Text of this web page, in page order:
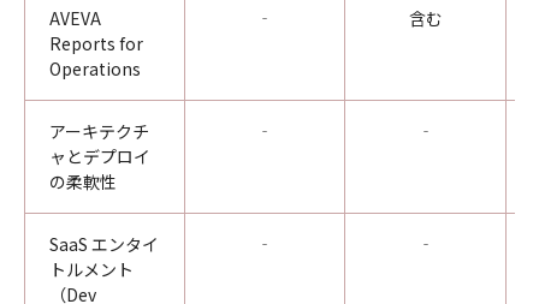
AVEVA
Reports for
Operations
‐ 含む
アーキテクチ
ャとデプロイ
の柔軟性
‐ ‐
SaaS エンタイ
トルメント
（Dev
‐ ‐